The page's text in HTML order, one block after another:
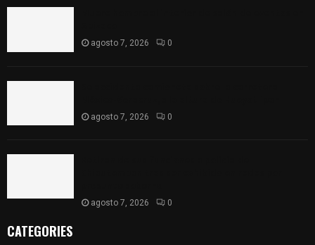
agosto 7, 2026 0
agosto 7, 2026 0
agosto 7, 2026 0
CATEGORIES